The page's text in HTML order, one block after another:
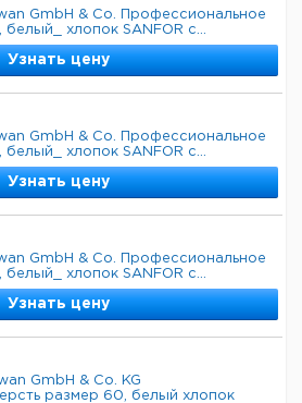
GmbH & Co. Профессиональное
хлопок SANFOR с...
Узнать цену
GmbH & Co. Профессиональное
хлопок SANFOR с...
Узнать цену
GmbH & Co. Профессиональное
хлопок SANFOR с...
Узнать цену
GmbH & Co. KG
размер 60, белый хлопок